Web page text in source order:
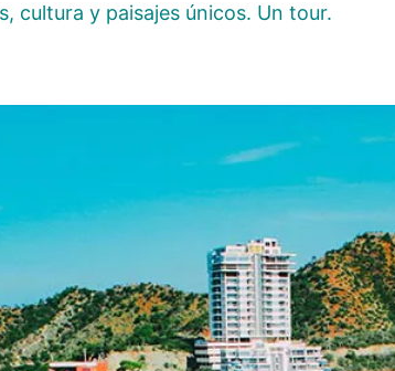
cultura y paisajes únicos. Un tour.